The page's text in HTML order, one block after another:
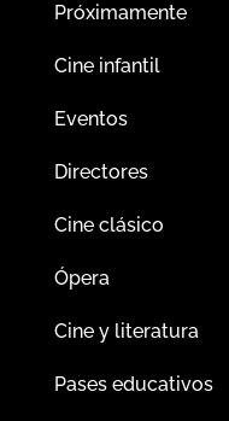
Próximamente
Cine infantil
Eventos
Directores
Cine clásico
Ópera
Cine y literatura
Pases educativos